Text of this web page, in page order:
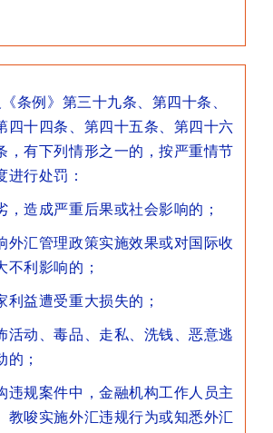
条例》第三十九条、第四十条、
四十四条、第四十五条、第四十六
，有下列情形之一的，按严重情节
进行处罚：
，造成严重后果或社会影响的；
外汇管理政策实施效果或对国际收
不利影响的；
利益遭受重大损失的；
活动、毒品、走私、洗钱、恶意逃
的；
违规案件中，金融机构工作人员主
教唆实施外汇违规行为或知悉外汇